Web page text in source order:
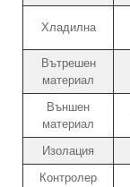
Хладилна
Вътрешен
материал
Външен
материал
Изолация
Контролер